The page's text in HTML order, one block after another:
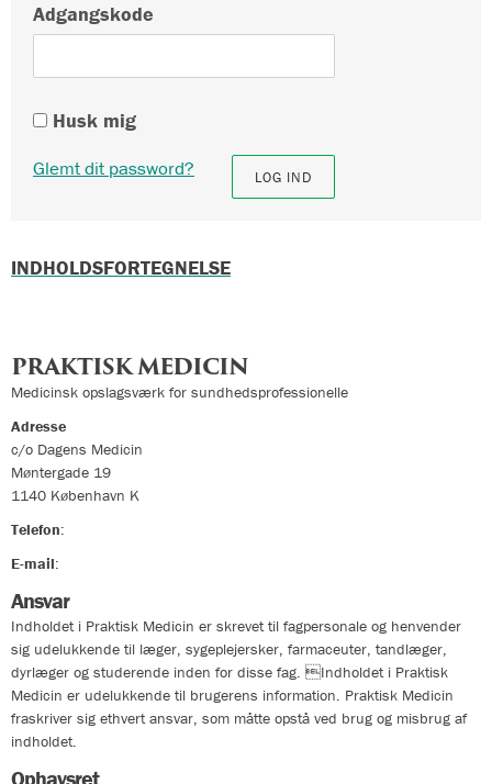
Adgangskode
Husk mig
Glemt dit password?
INDHOLDSFORTEGNELSE
PRAKTISK MEDICIN
Medicinsk opslagsværk for sundhedsprofessionelle
Adresse
c/o Dagens Medicin
Møntergade 19
1140 København K
Telefon:
E-mail:
Ansvar
Indholdet i Praktisk Medicin er skrevet til fagpersonale og henvender
sig udelukkende til læger, sygeplejersker, farmaceuter, tandlæger,
dyrlæger og studerende inden for disse fag. Indholdet i Praktisk
Medicin er udelukkende til brugerens information. Praktisk Medicin
fraskriver sig ethvert ansvar, som måtte opstå ved brug og misbrug af
indholdet.
Ophavsret